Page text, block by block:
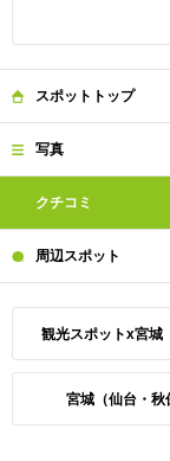
スポット トップ
写真
クチコミ
周辺スポット
観光スポットx宮城
宮城（仙台・秋